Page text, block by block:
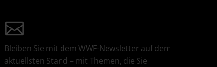
Bleiben Sie mit dem WWF-Newsletter auf dem
aktuellsten Stand – mit Themen, die Sie